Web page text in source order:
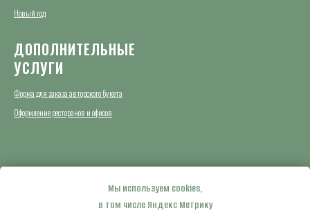
Мы используем cookies,
в том числе Яндекс Метрику
Новый год
ДОПОЛНИТЕЛЬНЫЕ
УСЛУГИ
Форма для заказа авторского букета
Оформление ресторанов и офисов
Данный сайт носит информационный характер и не является публичной офертой